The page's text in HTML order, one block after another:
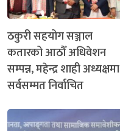
ठकुरी सहयोग सञ्जाल
कतारको आठौँ अधिवेशन
सम्पन्न, महेन्द्र शाही अध्यक्षमा
सर्वसम्मत निर्वाचित